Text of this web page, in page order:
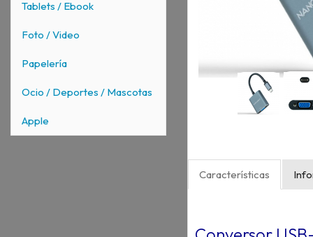
Tablets / Ebook
Foto / Video
Papelería
Ocio / Deportes / Mascotas
Apple
Características